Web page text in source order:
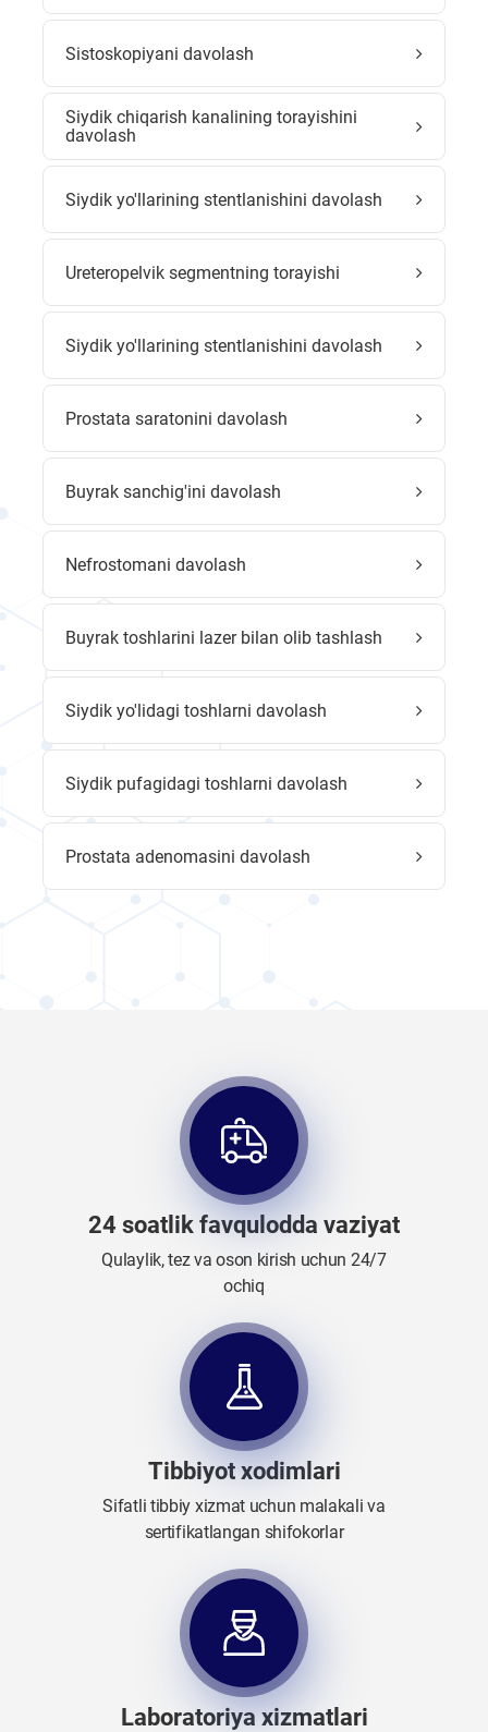
Sistoskopiyani davolash
Siydik chiqarish kanalining torayishini
davolash
Siydik yo'llarining stentlanishini davolash
Ureteropelvik segmentning torayishi
Siydik yo'llarining stentlanishini davolash
Prostata saratonini davolash
Buyrak sanchig'ini davolash
Nefrostomani davolash
Buyrak toshlarini lazer bilan olib tashlash
Siydik yo'lidagi toshlarni davolash
Siydik pufagidagi toshlarni davolash
Prostata adenomasini davolash
24 soatlik favqulodda vaziyat
Qulaylik, tez va oson kirish uchun 24/7
ochiq
Tibbiyot xodimlari
Sifatli tibbiy xizmat uchun malakali va
sertifikatlangan shifokorlar
Laboratoriya xizmatlari